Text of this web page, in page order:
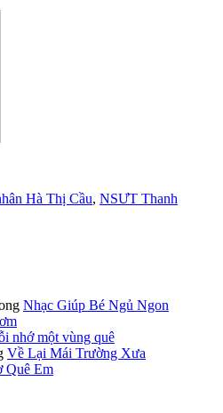
Hà Thị Cầu, NSƯT Thanh
Nhạc Giúp Bé Ngủ Ngon
nhớ một vùng quê
Về Lại Mái Trường Xưa
Quê Em